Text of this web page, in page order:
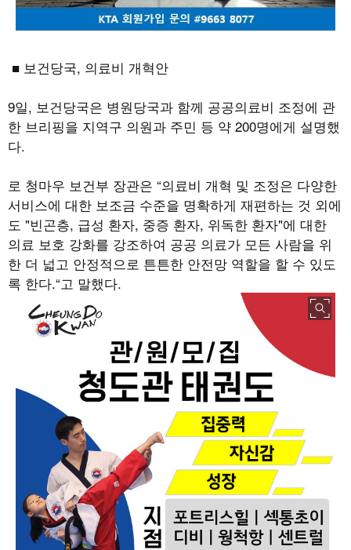
■ 보건당국, 의료비 개혁안
9일, 보건당국은 병원당국과 함께 공공의료비 조정에 관
한 브리핑을 지역구 의원과 주민 등 약 200명에게 설명했
다.
로 청마우 보건부 장관은 “의료비 개혁 및 조정은 다양한
서비스에 대한 보조금 수준을 명확하게 재편하는 것 외에
도 "빈곤층, 급성 환자, 중증 환자, 위독한 환자"에 대한
의료 보호 강화를 강조하여 공공 의료가 모든 사람을 위
한 더 넓고 안정적으로 튼튼한 안전망 역할을 할 수 있도
록 한다.“고 말했다.